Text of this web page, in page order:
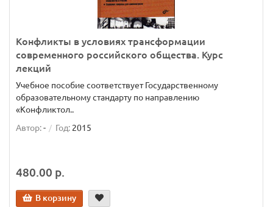
Конфликты в условиях трансформации
современного российского общества. Курс
лекций
Учебное пособие соответствует Государственному
образовательному стандарту по направлению
«Конфликтол..
Автор:- Год: 2015
480.00 р.
В корзину